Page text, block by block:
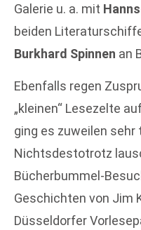
Galerie u. a. mit
beiden
Burkhard Spinnen an
Ebenfalls regen
„kleinen“ Lesezelte
ging es zuweilen sehr
Nichtsdestotrotz
Bücherbummel-
Geschichten von Jim
Düsseldorfer